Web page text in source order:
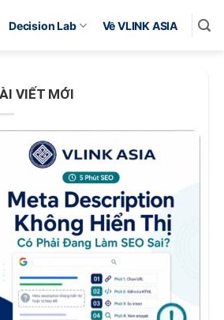
Decision Lab Về VLINK ASIA
VIẾT MỚI